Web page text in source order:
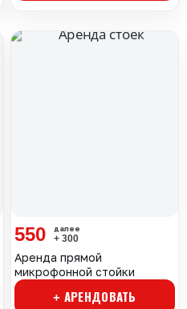
Аренда прямой
микрофонной стойки
+ АРЕНДОВАТЬ
550 + 300